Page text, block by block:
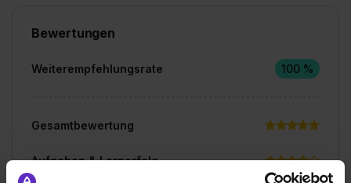
Bewertungen
Weiterempfehlungsrate 100 %
Gesamtbewertung
Aufgaben & Lernerfolg